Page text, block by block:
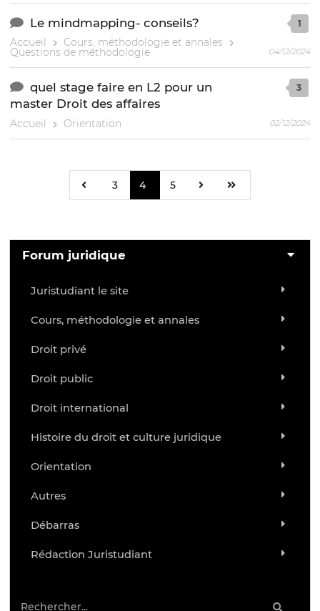
Le mindmapping- conseils?
Accueil Cours, méthodologie et annales
Questions de méthodologie
1
04/12/2024
quel stage faire en L2 pour un
master Droit des affaires
Accueil Orientation
3
02/12/2024
3 4 5
Forum juridique
Juristudiant le site
Cours, méthodologie et annales
Droit privé
Droit public
Droit international
Histoire du droit et culture juridique
Orientation
Autres
Débarras
Rédaction Juristudiant